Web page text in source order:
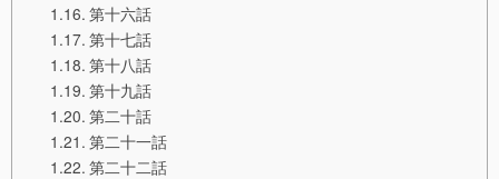
第十六話
第十七話
第十八話
第十九話
第二十話
第二十一話
第二十二話